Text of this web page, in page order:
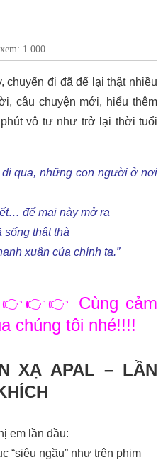
1.000
chuyến đi đã để lại thật nhiều
câu chuyện mới, hiểu thêm
vô tư như trở lại thời tuổi
qua, những con người ở nơi
để mai này mở ra
sống thật thà
xuân của chính ta.”
👉👉👉 Cùng cảm
chúng tôi nhé!!!!
XẠ APAL – LẦN
em lần đầu:
“siêu ngầu” như trên phim